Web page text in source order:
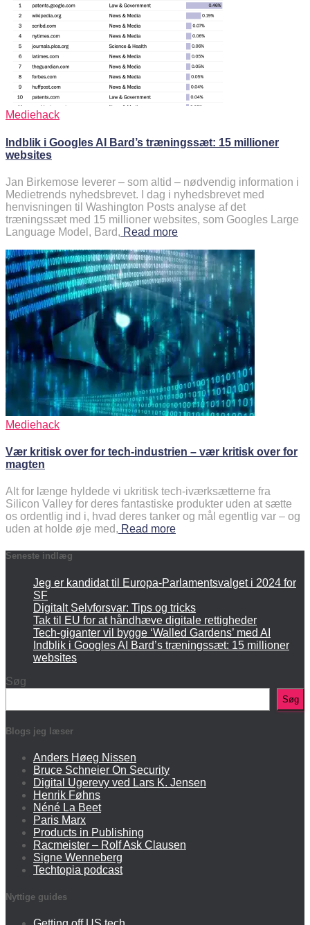
Mediehack
Indblik i Googles AI Bard’s træningssæt: 15 millioner
websites
Jan Birkemose leverer – som altid – nødvendig information i
Medietrends nyhedsbrevet. I dag i nyhedsbrevet med
henvisningen til Washington Posts analyse af det
træningssæt med 15 millioner websites, som Googles Large
Language Model, Bard, Read more
Mediehack
Vær kritisk over for tech-industrien – vær kritisk over for
magten
Alt for længe hyldede vi ukritisk tech-iværksætterne fra
Silicon Valley for deres fantastiske produkter uden at sætte
os ordentlig ind i, hvad deres tanker og mål egentlig var – og
uden at holde øje med, Read more
Seneste indlæg
Jeg er kandidat til Europa-Parlamentsvalget i 2024 for
SF
Digitalt Selvforsvar: Tips og tricks
Tak til EU for at håndhæve digitale rettigheder
Tech-giganter vil bygge ‘Walled Gardens’ med AI
Indblik i Googles AI Bard’s træningssæt: 15 millioner
websites
Søg
Søg
Blogs jeg læser
Anders Høeg Nissen
Bruce Schneier On Security
Digital Ugerevy ved Lars K. Jensen
Henrik Føhns
Néné La Beet
Paris Marx
Products in Publishing
Racmeister – Rolf Ask Clausen
Signe Wenneberg
Techtopia podcast
Nyttige guides